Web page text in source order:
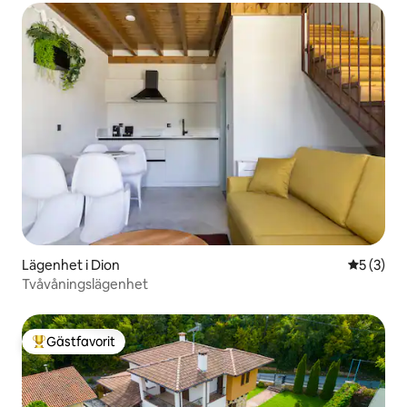
Lägenhet i Dion 5 av 5 i
5 (3)
Tvåvåningslägenhet
Populär gästfavorit
Gästfavorit